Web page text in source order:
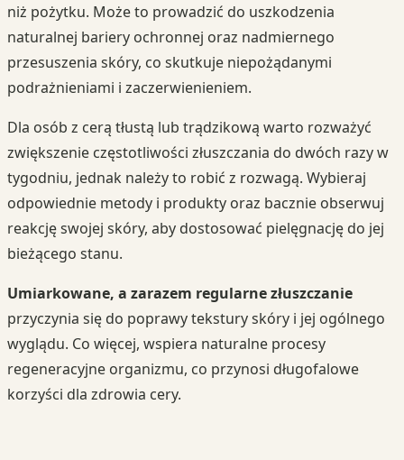
niż pożytku. Może to prowadzić do uszkodzenia
naturalnej bariery ochronnej oraz nadmiernego
przesuszenia skóry, co skutkuje niepożądanymi
podrażnieniami i zaczerwienieniem.
Dla osób z cerą tłustą lub trądzikową warto rozważyć
zwiększenie częstotliwości złuszczania do dwóch razy w
tygodniu, jednak należy to robić z rozwagą. Wybieraj
odpowiednie metody i produkty oraz bacznie obserwuj
reakcję swojej skóry, aby dostosować pielęgnację do jej
bieżącego stanu.
Umiarkowane, a zarazem regularne złuszczanie
przyczynia się do poprawy tekstury skóry i jej ogólnego
wyglądu. Co więcej, wspiera naturalne procesy
regeneracyjne organizmu, co przynosi długofalowe
korzyści dla zdrowia cery.